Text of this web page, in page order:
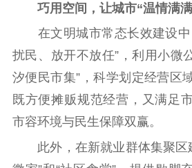
巧用空间，让城市“温情满
在文明城市常态长效建设中
扰民、放开不放任”，利用小微
汐便民市集”，科学划定经营区
既方便摊贩规范经营，又满足
市容环境与民生保障双赢。
此外，在新就业群体集聚区